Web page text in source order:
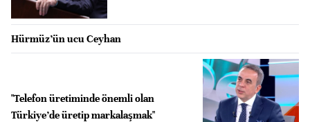
Hürmüz’ün ucu Ceyhan
"Telefon üretiminde önemli olan
Türkiye’de üretip markalaşmak"